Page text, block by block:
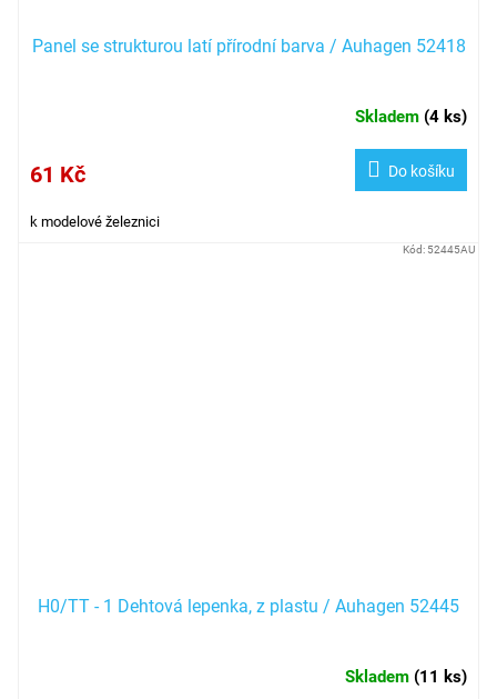
Panel se strukturou latí přírodní barva / Auhagen 52418
Skladem (4 ks)
61 Kč Do košíku
k modelové železnici
H0/TT - 1 Dehtová lepenka, z plastu / Auhagen 52445
Skladem (11 ks)
Kód: 52445AU